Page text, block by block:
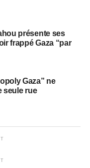
présente ses
frappé Gaza “par
Gaza” ne
seule rue